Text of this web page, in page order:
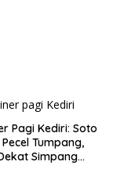
Pagi Kediri: Soto
Tumpang,
Simpang